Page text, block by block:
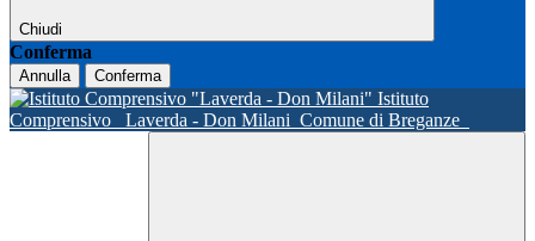
Chiudi
Conferma
Annulla Conferma
Istituto
Comprensivo
Laverda - Don Milani Comune di Breganze